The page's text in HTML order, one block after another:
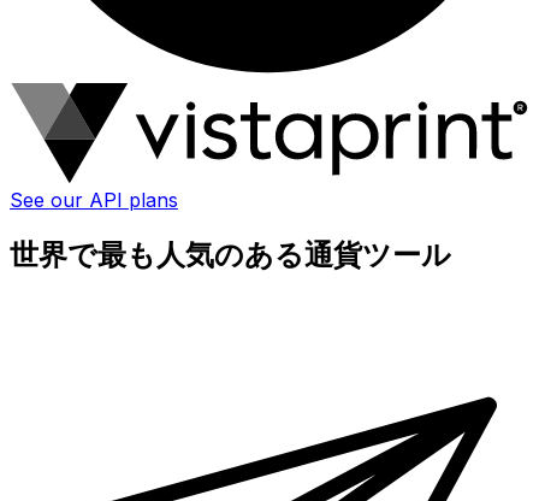
See our API plans
世界で最も人気のある通貨ツール